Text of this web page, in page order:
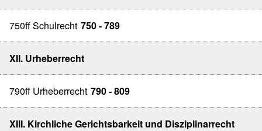
750ff Schulrecht 750 - 789
XII. Urheberrecht
790ff Urheberrecht 790 - 809
XIII. Kirchliche Gerichtsbarkeit und Disziplinarrecht